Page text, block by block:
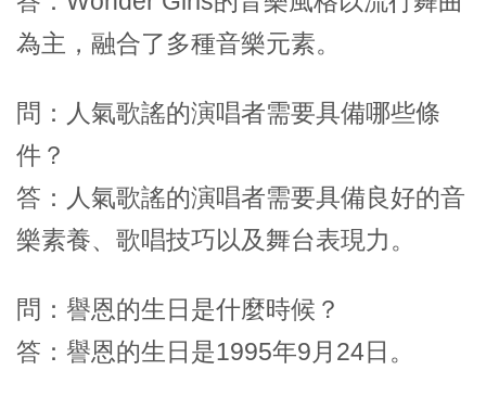
為主，融合了多種音樂元素。
問：人氣歌謠的演唱者需要具備哪些條
件？
答：人氣歌謠的演唱者需要具備良好的音
樂素養、歌唱技巧以及舞台表現力。
問：譽恩的生日是什麼時候？
答：譽恩的生日是1995年9月24日。